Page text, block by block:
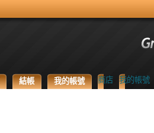
結帳 我的帳號 商店 我的帳號